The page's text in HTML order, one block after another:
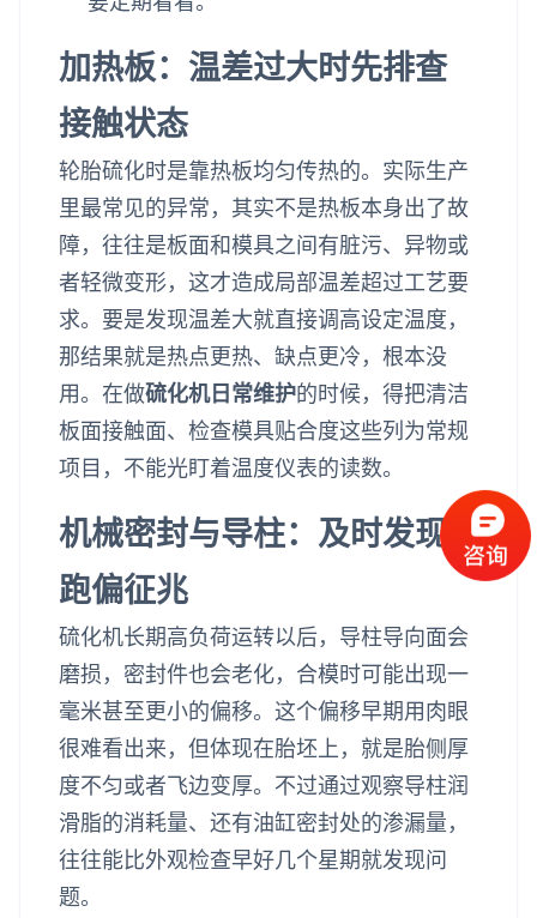
加热板：温差过大时先排查
接触状态
轮胎硫化时是靠热板均匀传热的。实际生产
里最常见的异常，其实不是热板本身出了故
障，往往是板面和模具之间有脏污、异物或
者轻微变形，这才造成局部温差超过工艺要
求。要是发现温差大就直接调高设定温度，
那结果就是热点更热、缺点更冷，根本没
用。在做硫化机日常维护的时候，得把清洁
板面接触面、检查模具贴合度这些列为常规
项目，不能光盯着温度仪表的读数。
机械密封与导柱：及时发现
跑偏征兆
硫化机长期高负荷运转以后，导柱导向面会
磨损，密封件也会老化，合模时可能出现一
毫米甚至更小的偏移。这个偏移早期用肉眼
很难看出来，但体现在胎坯上，就是胎侧厚
度不匀或者飞边变厚。不过通过观察导柱润
滑脂的消耗量、还有油缸密封处的渗漏量，
往往能比外观检查早好几个星期就发现问
题。